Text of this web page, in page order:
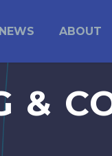
NEWS ABOUT
&